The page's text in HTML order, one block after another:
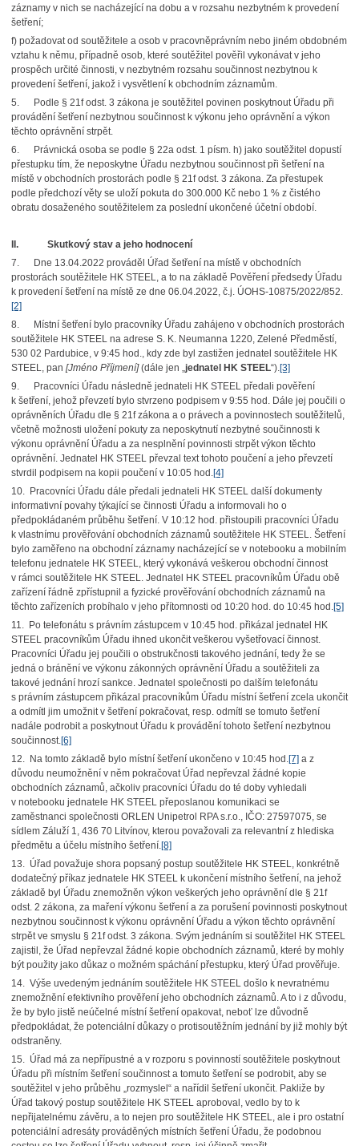
záznamy v nich se nacházející na dobu a v rozsahu nezbytném k provedení
šetření;
f) požadovat od soutěžitele a osob v pracovněprávním nebo jiném obdobném
vztahu k němu, případně osob, které soutěžitel pověřil vykonávat v jeho
prospěch určité činnosti, v nezbytném rozsahu součinnost nezbytnou k
provedení šetření, jakož i vysvětlení k obchodním záznamům.
5. Podle § 21f odst. 3 zákona je soutěžitel povinen poskytnout Úřadu při
provádění šetření nezbytnou součinnost k výkonu jeho oprávnění a výkon
těchto oprávnění strpět.
6. Právnická osoba se podle § 22a odst. 1 písm. h) jako soutěžitel dopustí
přestupku tím, že neposkytne Úřadu nezbytnou součinnost při šetření na
místě v obchodních prostorách podle § 21f odst. 3 zákona. Za přestupek
podle předchozí věty se uloží pokuta do 300.000 Kč nebo 1 % z čistého
obratu dosaženého soutěžitelem za poslední ukončené účetní období.
II. Skutkový stav a jeho hodnocení
7. Dne 13.04.2022 prováděl Úřad šetření na místě v obchodních
prostorách soutěžitele HK STEEL, a to na základě Pověření předsedy Úřadu
k provedení šetření na místě ze dne 06.04.2022, č.j. ÚOHS-10875/2022/852.
[2]
8. Místní šetření bylo pracovníky Úřadu zahájeno v obchodních prostorách
soutěžitele HK STEEL na adrese S. K. Neumanna 1220, Zelené Předměstí,
530 02 Pardubice, v 9:45 hod., kdy zde byl zastižen jednatel soutěžitele HK
STEEL, pan [Jméno Příjmení](dále jen „jednatel HK STEEL“).[3]
9. Pracovníci Úřadu následně jednateli HK STEEL předali pověření
k šetření, jehož převzetí bylo stvrzeno podpisem v 9:55 hod. Dále jej poučili o
oprávněních Úřadu dle § 21f zákona a o právech a povinnostech soutěžitelů,
včetně možnosti uložení pokuty za neposkytnutí nezbytné součinnosti k
výkonu oprávnění Úřadu a za nesplnění povinnosti strpět výkon těchto
oprávnění. Jednatel HK STEEL převzal text tohoto poučení a jeho převzetí
stvrdil podpisem na kopii poučení v 10:05 hod.[4]
10. Pracovníci Úřadu dále předali jednateli HK STEEL další dokumenty
informativní povahy týkající se činnosti Úřadu a informovali ho o
předpokládaném průběhu šetření. V 10:12 hod. přistoupili pracovníci Úřadu
k vlastnímu prověřování obchodních záznamů soutěžitele HK STEEL. Šetření
bylo zaměřeno na obchodní záznamy nacházející se v notebooku a mobilním
telefonu jednatele HK STEEL, který vykonává veškerou obchodní činnost
v rámci soutěžitele HK STEEL. Jednatel HK STEEL pracovníkům Úřadu obě
zařízení řádně zpřístupnil a fyzické prověřování obchodních záznamů na
těchto zařízeních probíhalo v jeho přítomnosti od 10:20 hod. do 10:45 hod.[5]
11. Po telefonátu s právním zástupcem v 10:45 hod. přikázal jednatel HK
STEEL pracovníkům Úřadu ihned ukončit veškerou vyšetřovací činnost.
Pracovníci Úřadu jej poučili o obstrukčnosti takového jednání, tedy že se
jedná o bránění ve výkonu zákonných oprávnění Úřadu a soutěžiteli za
takové jednání hrozí sankce. Jednatel společnosti po dalším telefonátu
s právním zástupcem přikázal pracovníkům Úřadu místní šetření zcela ukončit
a odmítl jim umožnit v šetření pokračovat, resp. odmítl se tomuto šetření
nadále podrobit a poskytnout Úřadu k provádění tohoto šetření nezbytnou
součinnost.[6]
12. Na tomto základě bylo místní šetření ukončeno v 10:45 hod.[7] a z
důvodu neumožnění v něm pokračovat Úřad nepřevzal žádné kopie
obchodních záznamů, ačkoliv pracovníci Úřadu do té doby vyhledali
v notebooku jednatele HK STEEL přeposlanou komunikaci se
zaměstnanci společnosti ORLEN Unipetrol RPA s.r.o., IČO: 27597075, se
sídlem Záluží 1, 436 70 Litvínov, kterou považovali za relevantní z hlediska
předmětu a účelu místního šetření.[8]
13. Úřad považuje shora popsaný postup soutěžitele HK STEEL, konkrétně
dodatečný příkaz jednatele HK STEEL k ukončení místního šetření, na jehož
základě byl Úřadu znemožněn výkon veškerých jeho oprávnění dle § 21f
odst. 2 zákona, za maření výkonu šetření a za porušení povinnosti poskytnout
nezbytnou součinnost k výkonu oprávnění Úřadu a výkon těchto oprávnění
strpět ve smyslu § 21f odst. 3 zákona. Svým jednáním si soutěžitel HK STEEL
zajistil, že Úřad nepřevzal žádné kopie obchodních záznamů, které by mohly
být použity jako důkaz o možném spáchání přestupku, který Úřad prověřuje.
14. Výše uvedeným jednáním soutěžitele HK STEEL došlo k nevratnému
znemožnění efektivního prověření jeho obchodních záznamů. A to i z důvodu,
že by bylo jistě neúčelné místní šetření opakovat, neboť lze důvodně
předpokládat, že potenciální důkazy o protisoutěžním jednání by již mohly být
odstraněny.
15. Úřad má za nepřípustné a v rozporu s povinností soutěžitele poskytnout
Úřadu při místním šetření součinnost a tomuto šetření se podrobit, aby se
soutěžitel v jeho průběhu „rozmyslel“ a nařídil šetření ukončit. Pakliže by
Úřad takový postup soutěžitele HK STEEL aproboval, vedlo by to k
nepřijatelnému závěru, a to nejen pro soutěžitele HK STEEL, ale i pro ostatní
potenciální adresáty prováděných místních šetření Úřadu, že podobnou